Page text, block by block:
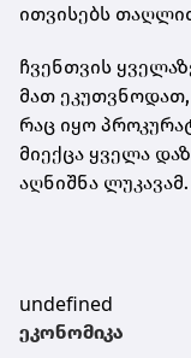
ითვისებს
ჩვენთვის
მათ
რაც იყო
მიექცა ყველა
აღნიშნა ლუკავამ.
undefined
ეკონომიკა